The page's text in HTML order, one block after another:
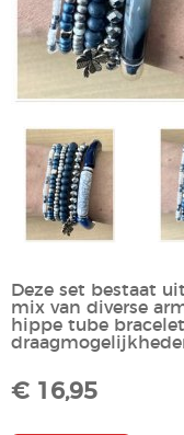
Deze set bestaat
mix van diverse
hippe tube
€ 16,95